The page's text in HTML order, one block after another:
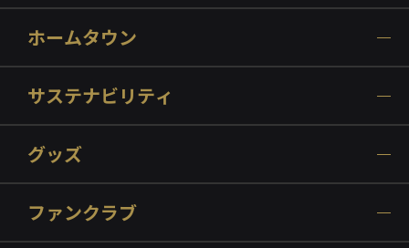
ホームタウン
サステナビリティ
グッズ
ファンクラブ